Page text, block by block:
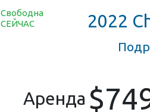
Свободна
СЕЙЧАС
2022
Аренда